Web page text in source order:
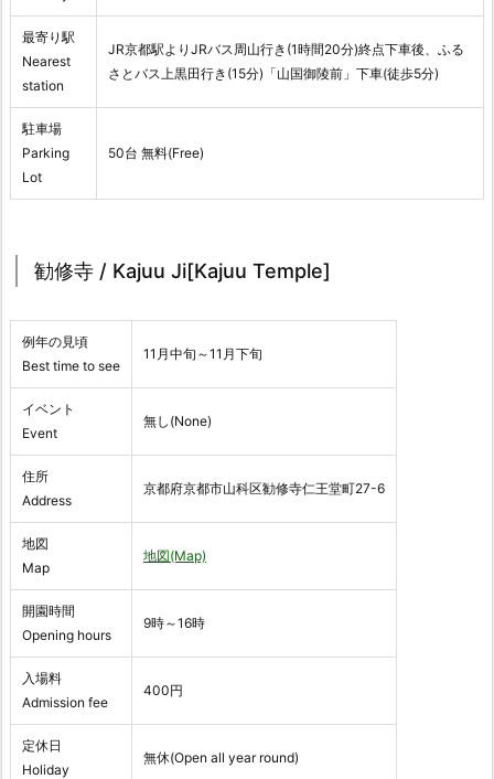
最寄り駅
Nearest
station
JR京都駅よりJRバス周山行き(1時間20分)終点下車後、ふる
さとバス上黒田行き(15分)「山国御陵前」下車(徒歩5分)
駐車場
Parking
Lot
50台 無料(Free)
勧修寺 / Kajuu Ji[Kajuu Temple]
例年の見頃
Best time to see
11月中旬～11月下旬
イベント
Event
無し(None)
住所
Address
京都府京都市山科区勧修寺仁王堂町27-6
地図
Map
地図(Map)
開園時間
Opening hours
9時～16時
入場料
Admission fee
400円
定休日
Holiday
無休(Open all year round)